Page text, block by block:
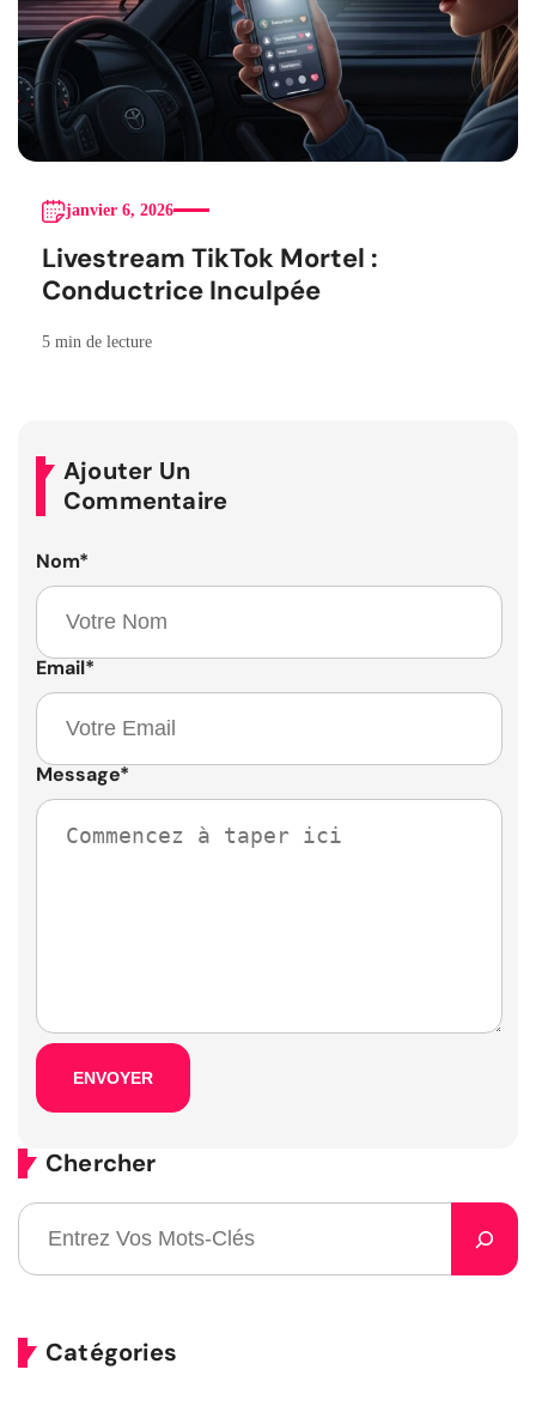
janvier 6, 2026
Livestream TikTok Mortel :
Conductrice Inculpée
5 min de lecture
Ajouter Un
Commentaire
Nom*
Email*
Message*
Chercher
Catégories